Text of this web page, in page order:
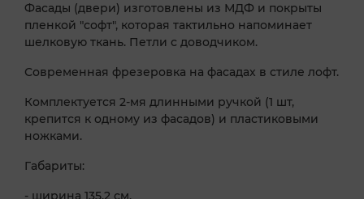
Фасады (двери) изготовлены из МДФ и покрыты
пленкой "софт", которая тактильно напоминает
шелковую ткань. Петли с доводчиком.
Современная фрезеровка на фасадах в стиле лофт.
Комплектуется 2-мя длинными ручкой (1 шт,
крепится к одному из фасадов) и пластиковыми
ножками.
Габариты:
- ширина 135,2 см,